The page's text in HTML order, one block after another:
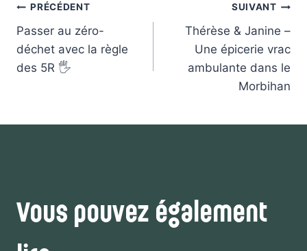
Navigation
de
l’article
PRÉCÉDENT
Passer au zéro-
déchet avec la règle
des 5R 🖐
SUIVANT
Thérèse & Janine –
Une épicerie vrac
ambulante dans le
Morbihan
Vous pouvez également